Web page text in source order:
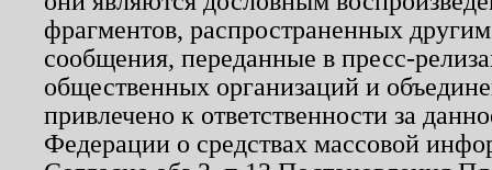
фрагментов, распространенных
сообщения, переданные в пресс-
общественных организаций и
привлечено к ответственности за
Федерации о средствах массовой